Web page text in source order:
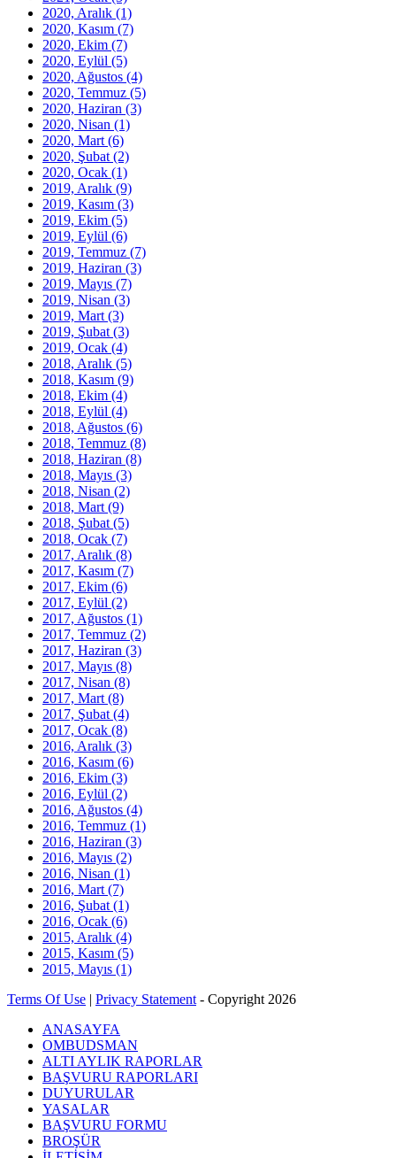
2020, Aralık (1)
2020, Kasım (7)
2020, Ekim (7)
2020, Eylül (5)
2020, Ağustos (4)
2020, Temmuz (5)
2020, Haziran (3)
2020, Nisan (1)
2020, Mart (6)
2020, Şubat (2)
2020, Ocak (1)
2019, Aralık (9)
2019, Kasım (3)
2019, Ekim (5)
2019, Eylül (6)
2019, Temmuz (7)
2019, Haziran (3)
2019, Mayıs (7)
2019, Nisan (3)
2019, Mart (3)
2019, Şubat (3)
2019, Ocak (4)
2018, Aralık (5)
2018, Kasım (9)
2018, Ekim (4)
2018, Eylül (4)
2018, Ağustos (6)
2018, Temmuz (8)
2018, Haziran (8)
2018, Mayıs (3)
2018, Nisan (2)
2018, Mart (9)
2018, Şubat (5)
2018, Ocak (7)
2017, Aralık (8)
2017, Kasım (7)
2017, Ekim (6)
2017, Eylül (2)
2017, Ağustos (1)
2017, Temmuz (2)
2017, Haziran (3)
2017, Mayıs (8)
2017, Nisan (8)
2017, Mart (8)
2017, Şubat (4)
2017, Ocak (8)
2016, Aralık (3)
2016, Kasım (6)
2016, Ekim (3)
2016, Eylül (2)
2016, Ağustos (4)
2016, Temmuz (1)
2016, Haziran (3)
2016, Mayıs (2)
2016, Nisan (1)
2016, Mart (7)
2016, Şubat (1)
2016, Ocak (6)
2015, Aralık (4)
2015, Kasım (5)
2015, Mayıs (1)
Terms Of Use | Privacy Statement - Copyright 2026
ANASAYFA
OMBUDSMAN
ALTI AYLIK RAPORLAR
BAŞVURU RAPORLARI
DUYURULAR
YASALAR
BAŞVURU FORMU
BROŞÜR